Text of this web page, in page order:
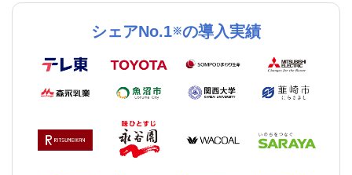
シェアNo.1※の導入実績